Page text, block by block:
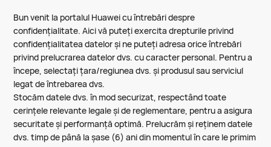
Bun venit la portalul Huawei cu întrebări despre
confidențialitate. Aici vă puteți exercita drepturile privind
confidențialitatea datelor și ne puteți adresa orice întrebări
privind prelucrarea datelor dvs. cu caracter personal. Pentru a
începe, selectați țara/regiunea dvs. și produsul sau serviciul
legat de întrebarea dvs.
Stocăm datele dvs. în mod securizat, respectând toate
cerințele relevante legale și de reglementare, pentru a asigura
securitate și performanță optimă. Prelucrăm și reținem datele
dvs. timp de până la șase (6) ani din momentul în care le primim